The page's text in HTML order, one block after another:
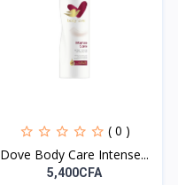
( 0 )
Dove Body Care Intense...
5,400CFA